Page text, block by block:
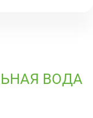
ВОДА